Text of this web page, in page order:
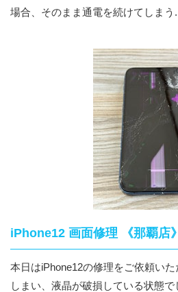
場合、そのまま通電を続けてしまう
iPhone12 画面修理 《那覇店》
本日はiPhone12の修理をご依頼い
しまい、液晶が破損している状態